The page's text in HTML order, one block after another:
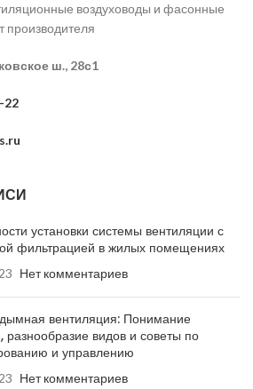
воздуховоды и фасонные
производителя
ш., 28с1
22
установки системы вентиляции с
фильтрацией в жилых помещениях
Нет комментариев
вентиляция: Понимание
разнообразие видов и советы по
и управлению
Нет комментариев